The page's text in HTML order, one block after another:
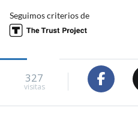
Seguimos criterios de
327
visitas